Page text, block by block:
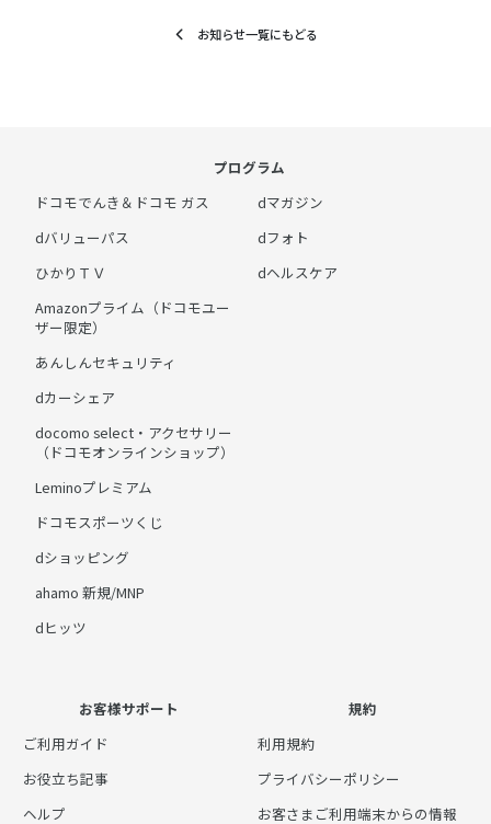
お知らせ一覧にもどる
プログラム
ドコモでんき＆ドコモ ガス
dバリューパス
ひかりＴＶ
Amazonプライム（ドコモユー
ザー限定）
あんしんセキュリティ
dカーシェア
docomo select・アクセサリー
（ドコモオンラインショップ）
Leminoプレミアム
ドコモスポーツくじ
dショッピング
ahamo 新規/MNP
dヒッツ
dマガジン
dフォト
dヘルスケア
お客様サポート
ご利用ガイド
お役立ち記事
ヘルプ
規約
利用規約
プライバシーポリシー
お客さまご利用端末からの情報